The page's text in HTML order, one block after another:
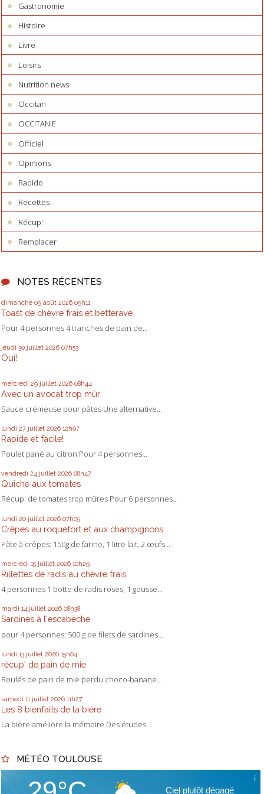
Gastronomie
Histoire
Livre
Loisirs
Nutrition news
Occitan
OCCITANIE
Officiel
Opinions
Rapido
Recettes
Récup'
Remplacer
NOTES RÉCENTES
dimanche 09 août 2026 09h11
Toast de chèvre frais et betterave
Pour 4 personnes 4 tranches de pain de...
jeudi 30 juillet 2026 07h53
Oui!
mercredi 29 juillet 2026 08h44
Avec un avocat trop mûr
Sauce crémeuse pour pâtes Une alternative...
lundi 27 juillet 2026 12h07
Rapide et facile!
Poulet pané au citron Pour 4 personnes...
vendredi 24 juillet 2026 08h47
Quiche aux tomates
Récup' de tomates trop mûres Pour 6 personnes...
lundi 20 juillet 2026 07h05
Crêpes au roquefort et aux champignons
Pâte à crêpes: 150g de farine, 1 litre lait, 2 œufs...
mercredi 15 juillet 2026 10h29
Rillettes de radis au chèvre frais
4 personnes 1 botte de radis roses; 1 gousse...
mardi 14 juillet 2026 08h38
Sardines à l'escabèche
pour 4 personnes: 500 g de filets de sardines...
lundi 13 juillet 2026 15h04
récup' de pain de mie
Roulés de pain de mie perdu choco-banane....
samedi 11 juillet 2026 11h27
Les 8 bienfaits de la bière
La bière améliore la mémoire Des études...
MÉTÉO TOULOUSE
Ciel plutôt dégagé